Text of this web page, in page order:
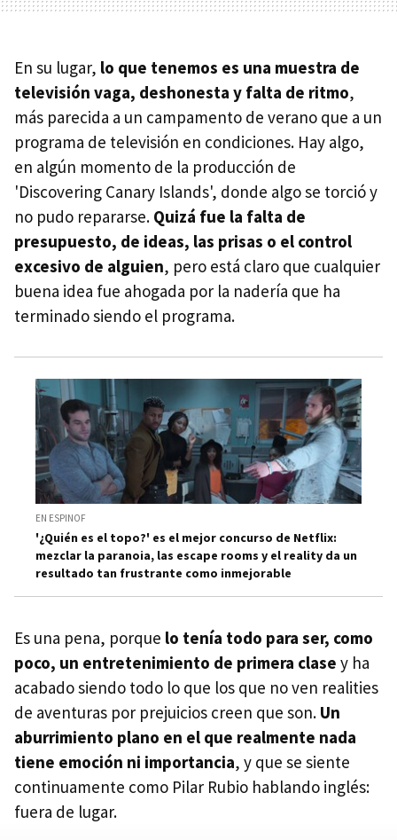
En su lugar, lo que tenemos es una muestra de
televisión vaga, deshonesta y falta de ritmo,
más parecida a un campamento de verano que a un
programa de televisión en condiciones. Hay algo,
en algún momento de la producción de
'Discovering Canary Islands', donde algo se torció y
no pudo repararse. Quizá fue la falta de
presupuesto, de ideas, las prisas o el control
excesivo de alguien, pero está claro que cualquier
buena idea fue ahogada por la nadería que ha
terminado siendo el programa.
EN ESPINOF
'¿Quién es el topo?' es el mejor concurso de Netflix:
mezclar la paranoia, las escape rooms y el reality da un
resultado tan frustrante como inmejorable
Es una pena, porque lo tenía todo para ser, como
poco, un entretenimiento de primera clase y ha
acabado siendo todo lo que los que no ven realities
de aventuras por prejuicios creen que son. Un
aburrimiento plano en el que realmente nada
tiene emoción ni importancia, y que se siente
continuamente como Pilar Rubio hablando inglés:
fuera de lugar.